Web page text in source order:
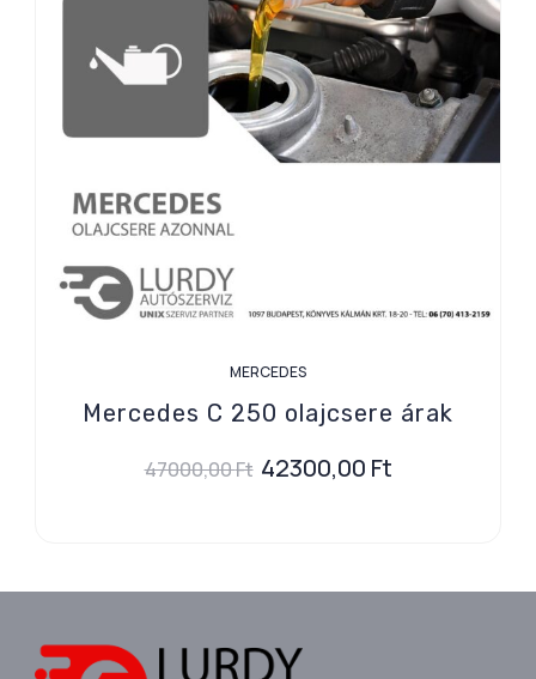
MERCEDES
Mercedes C 250 olajcsere árak
47000,00Ft 42300,00 Ft